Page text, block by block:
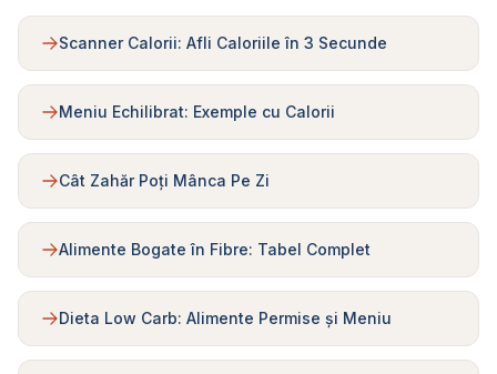
Scanner Calorii: Afli Caloriile în 3 Secunde
Meniu Echilibrat: Exemple cu Calorii
Cât Zahăr Poți Mânca Pe Zi
Alimente Bogate în Fibre: Tabel Complet
Dieta Low Carb: Alimente Permise și Meniu